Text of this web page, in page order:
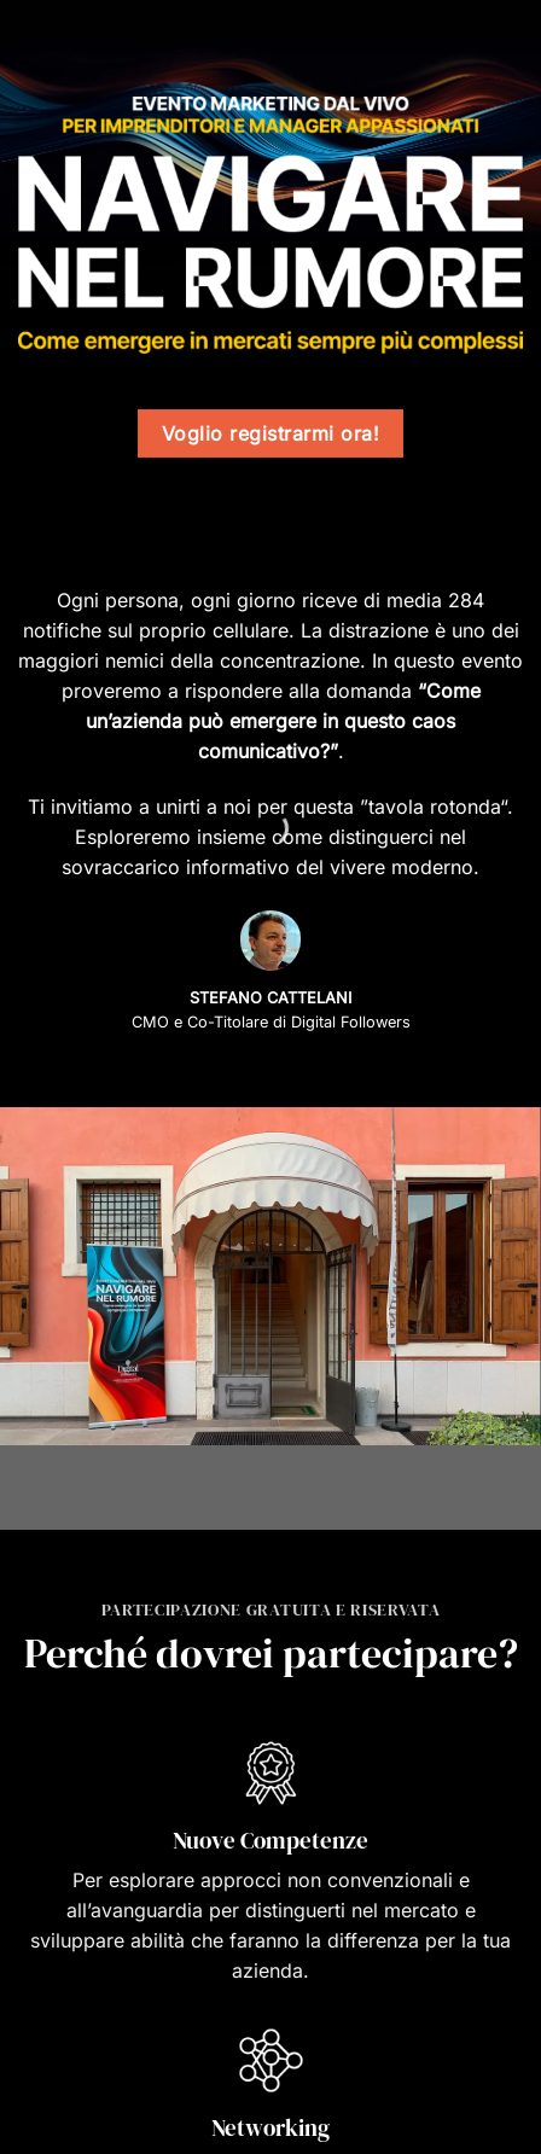
contenuti
Voglio registrarmi ora!
Ogni persona, ogni giorno riceve di media 284
notifiche sul proprio cellulare. La distrazione è uno dei
maggiori nemici della concentrazione. In questo evento
proveremo a rispondere alla domanda “Come
un’azienda può emergere in questo caos
comunicativo?”.
Ti invitiamo a unirti a noi per questa ”tavola rotonda“.
Esploreremo insieme come distinguerci nel
sovraccarico informativo del vivere moderno.
STEFANO CATTELANI
CMO e Co-Titolare di Digital Followers
PARTECIPAZIONE GRATUITA E RISERVATA
Perché dovrei partecipare?
Nuove Competenze
Per esplorare approcci non convenzionali e
all’avanguardia per distinguerti nel mercato e
sviluppare abilità che faranno la differenza per la tua
azienda.
Networking